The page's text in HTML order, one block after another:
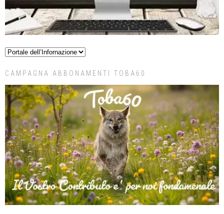
CAMPAGNA ABBONAMENTI TOBA60